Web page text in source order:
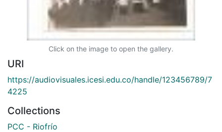
Click on the image to open the gallery.
URI
https://audiovisuales.icesi.edu.co/handle/123456789/7
4225
Collections
PCC - Riofrío